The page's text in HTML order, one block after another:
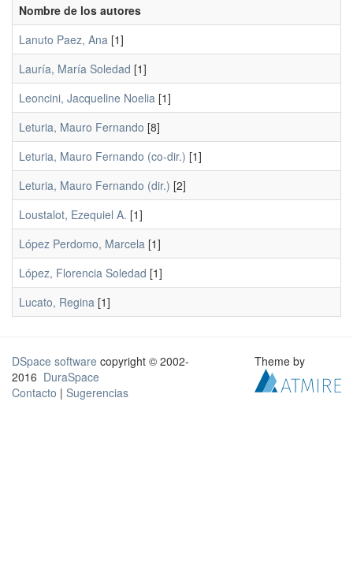
Nombre de los autores
Lanuto Paez, Ana [1]
Lauría, María Soledad [1]
Leoncini, Jacqueline Noelia [1]
Leturia, Mauro Fernando [8]
Leturia, Mauro Fernando (co-dir.) [1]
Leturia, Mauro Fernando (dir.) [2]
Loustalot, Ezequiel A. [1]
López Perdomo, Marcela [1]
López, Florencia Soledad [1]
Lucato, Regina [1]
DSpace software copyright © 2002-
2016 DuraSpace
Contacto | Sugerencias
Theme by